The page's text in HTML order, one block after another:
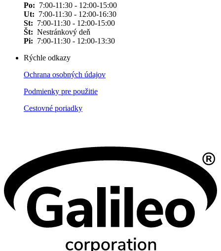
Po: 7:00-11:30 - 12:00-15:00
Ut: 7:00-11:30 - 12:00-16:30
St: 7:00-11:30 - 12:00-15:00
Št: Nestránkový deň
Pi: 7:00-11:30 - 12:00-13:30
Rýchle odkazy
Ochrana osobných údajov
Podmienky pre použitie
Cestovné poriadky